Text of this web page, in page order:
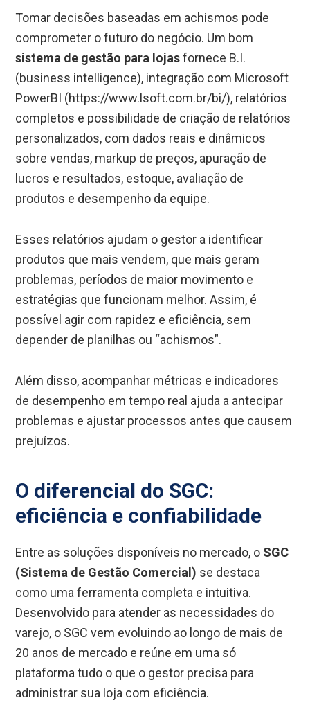
Tomar decisões baseadas em achismos pode
comprometer o futuro do negócio. Um bom
sistema de gestão para lojasfornece B.I.
(business intelligence), integração com Microsoft
PowerBI (https://www.lsoft.com.br/bi/), relatórios
completos e possibilidade de criação de relatórios
personalizados, com dados reais e dinâmicos
sobre vendas, markup de preços, apuração de
lucros e resultados, estoque, avaliação de
produtos e desempenho da equipe.
Esses relatórios ajudam o gestor a identificar
produtos que mais vendem, que mais geram
problemas, períodos de maior movimento e
estratégias que funcionam melhor. Assim, é
possível agir com rapidez e eficiência, sem
depender de planilhas ou “achismos”.
Além disso, acompanhar métricas e indicadores
de desempenho em tempo real ajuda a antecipar
problemas e ajustar processos antes que causem
prejuízos.
O diferencial do SGC:
eficiência e confiabilidade
Entre as soluções disponíveis no mercado, o SGC
(Sistema de Gestão Comercial) se destaca
como uma ferramenta completa e intuitiva.
Desenvolvido para atender as necessidades do
varejo, o SGC vem evoluindo ao longo de mais de
20 anos de mercado e reúne em uma só
plataforma tudo o que o gestor precisa para
administrar sua loja com eficiência.